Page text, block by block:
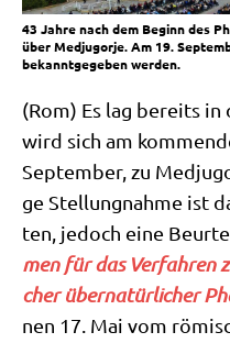
43 Jahre nach dem Beginn des
über Medjugorje. Am 19.
bekanntgegeben werden.
(Rom) Es lag bereits
wird sich am
Sep­tem­ber, zu
ge Stel­lung­nah­me ist
ten, jedoch eine
men für das
cher über­na­tür­li­cher
nen 17. Mai vom